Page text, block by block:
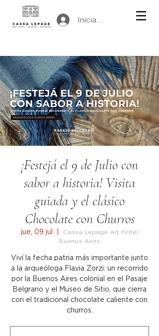
Iniciar sesión
¡Festejá el 9 de Julio con
sabor a historia! Visita
guiada y el clásico
Chocolate con Churros
jue, 09 jul
Cassa Lepage Art Hotel
Buenos Aires
Viví la fecha patria más importante junto
a la arqueóloga Flavia Zorzi: un recorrido
por la Buenos Aires colonial en el Pasaje
Belgrano y el Museo de Sitio, que cierra
con el tradicional chocolate caliente con
churros.